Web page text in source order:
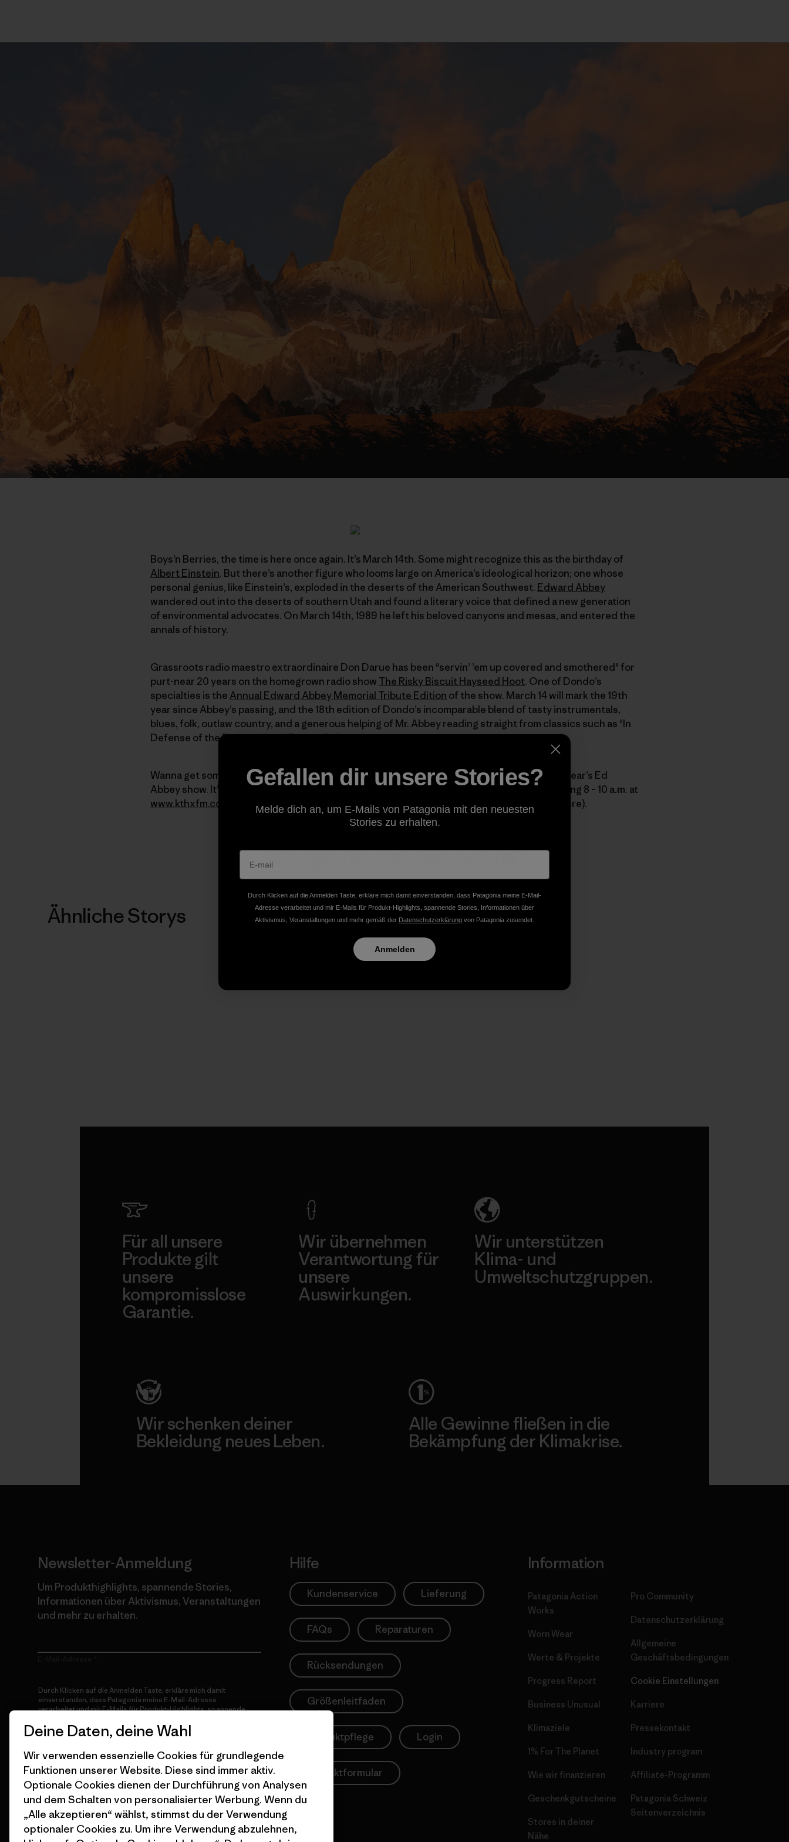
Boys’n Berries, the time is here once again. It’s March 14th. Some might recognize this as the birthday of
Albert Einstein. But there’s another figure who looms large on America’s ideological horizon; one whose
personal genius, like Einstein’s, exploded in the deserts of the American Southwest. Edward Abbey
wandered out into the deserts of southern Utah and found a literary voice that defined a new generation
of environmental advocates. On March 14th, 1989 he left his beloved canyons and mesas, and entered the
annals of history.
Grassroots radio maestro extraordinaire Don Darue has been "servin’ ’em up covered and smothered" for
purt-near 20 years on the homegrown radio show The Risky Biscuit Hayseed Hoot. One of Dondo’s
specialties is the Annual Edward Abbey Memorial Tribute Edition of the show. March 14 will mark the 19th
year since Abbey’s passing, and the 18th edition of Dondo’s incomparable blend of tasty instrumentals,
blues, folk, outlaw country, and a generous helping of Mr. Abbey reading straight from classics such as "In
Defense of the Redneck" andDesert Solitaire.
Wanna get some Ed in your head? Then sidle on up to theHoot Hut and have a listen to this year’s Ed
Abbey show. It’s available via podcast at theHoot website , or by listening live Saturday morning 8 – 10 a.m. at
www.kthxfm.com
and clicking on the "Listen Live" button (on the right, above the piggy picture).
Auf Facebook teilen
Auf Pinterest teilen
Auf Twitter teilen
Auf LinkedIn teilen
Auf Email teilenAuf Copy Link teilen
Drucken
Ähnliche Storys
Für all unsere
Produkte gilt
unsere
kompromisslose
Garantie.
Wir übernehmen
Verantwortung für
unsere
Auswirkungen.
Wir unterstützen
Klima- und
Umweltschutzgruppen.
Wir schenken deiner
Bekleidung neues Leben.
Alle Gewinne fließen in die
Bekämpfung der Klimakrise.
Newsletter-Anmeldung
Um Produkthighlights, spannende Stories,
Informationen über Aktivismus, Veranstaltungen
und mehr zu erhalten.
Durch Klicken auf die Anmelden Taste, erkläre mich damit
einverstanden, dass Patagonia meine E-Mail-Adresse
verarbeitet und mir E-Mails für Produkt-Highlights, spannende
mehr gemäß der Datenschutzerklärung von Patagonia zusendet.
Anmelden
Hilfe
Kundenservice Lieferung
FAQs Reparaturen
Rücksendungen
Größenleitfaden
Produktpflege Login
Kontaktformular
Information
Patagonia Action
Works
Worn Wear
Werte & Projekte
Progress Report
Business Unusual
Klimaziele
1% For The Planet
Wie wir finanzieren
Geschenkgutscheine
Stores in deiner
Nähe
Pro Community
Datenschutzerklärung
Allgemeine
Geschäftsbedingungen
Cookie Einstellungen
Karriere
Pressekontakt
Industry program
Affiliate-Programm
Patagonia Schweiz
Seitenverzeichnis
Deine Daten, deine Wahl
Wir verwenden essenzielle Cookies für grundlegende
Funktionen unserer Website. Diese sind immer aktiv.
Optionale Cookies dienen der Durchführung von Analysen
und dem Schalten von personalisierter Werbung. Wenn du
„Alle akzeptieren“ wählst, stimmst du der Verwendung
optionaler Cookies zu. Um ihre Verwendung abzulehnen,
Gefallen dir unsere Stories?
Melde dich an, um E-Mails von Patagonia mit den neuesten
Stories zu erhalten.
Durch Klicken auf die Anmelden Taste, erkläre mich damit einverstanden, dass Patagonia meine E-Mail-
Adresse verarbeitet und mir E-Mails für Produkt-Highlights, spannende Stories, Informationen über
Aktivismus, Veranstaltungen und mehr gemäß der Datenschutzerklärung von Patagonia zusendet.
Anmelden